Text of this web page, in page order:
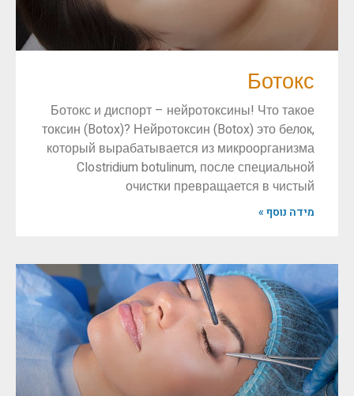
Ботокс
Ботокс и диспорт – нейротоксины! Что такое
токсин (Botox)? Нейротоксин (Botox) это белок,
который вырабатывается из микроорганизма
Clostridium botulinum, после специальной
очистки превращается в чистый
מידה נוסף »